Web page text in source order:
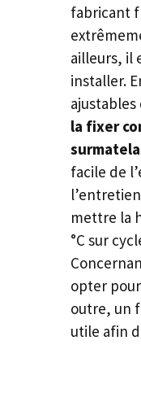
fabricant
ailleurs, il
installer.
ajustables
la fixer
facile de
mettre la
°C sur
opter
outre, un
utile afin